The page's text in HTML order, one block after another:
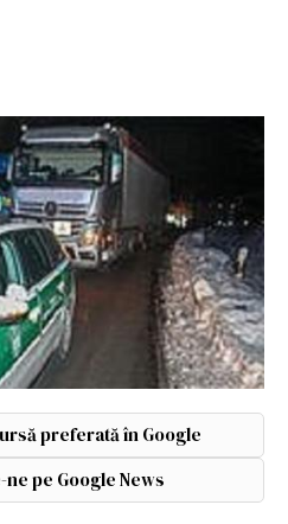
preferată în Google
pe Google News